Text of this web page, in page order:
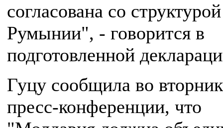
согласована со структурой
Румынии", - говорится в
подготовленной
Гуцу сообщила во
пресс-конференции, что